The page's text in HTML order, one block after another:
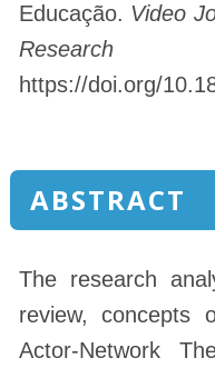
Educação. Video
https://doi.org/
ABSTRACT
The research
review, concepts
Actor-Network